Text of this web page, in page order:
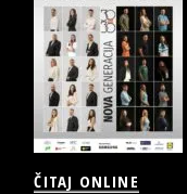
ČITAJ ONLINE